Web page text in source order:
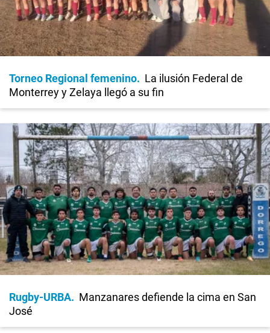
Torneo Regional femenino
La ilusión Federal de
Monterrey y Zelaya llegó a su fin
Rugby-URBA
Manzanares defiende la cima en San
José